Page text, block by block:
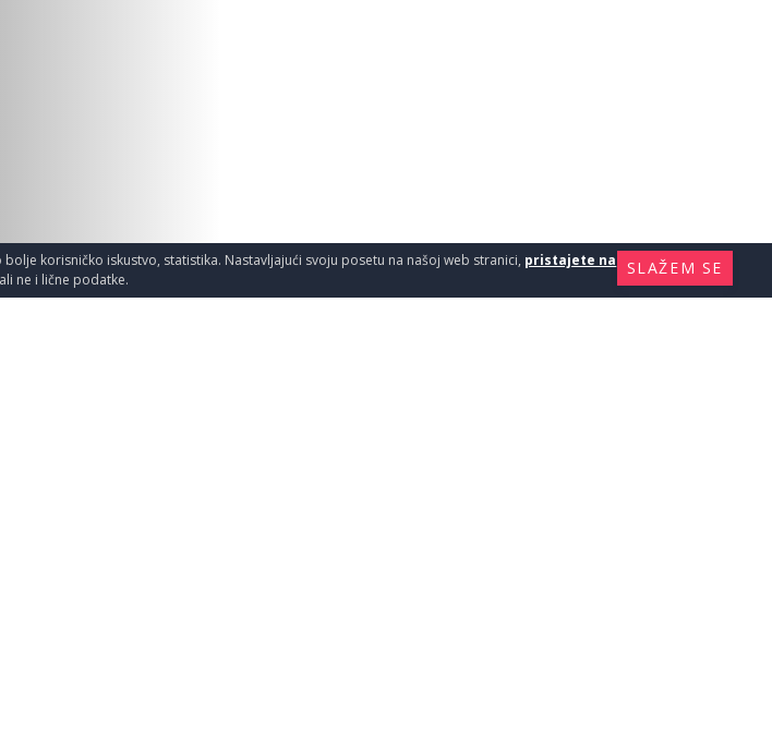
SLAŽEM SE
korisničko iskustvo, statistika. Nastavljajući svoju posetu na našoj web stranici, pristajete na
ne i lične podatke.